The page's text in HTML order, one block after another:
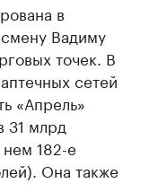
в
Вадиму
точек. В
сетей
«Апрель»
31 млрд
нем 182-е
Она также